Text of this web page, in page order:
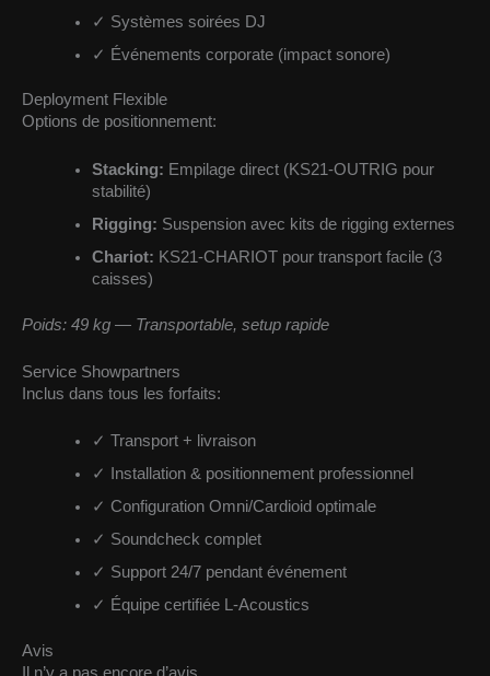
✓ Systèmes soirées DJ
✓ Événements corporate (impact sonore)
Deployment Flexible
Options de positionnement:
Stacking: Empilage direct (KS21-OUTRIG pour
stabilité)
Rigging: Suspension avec kits de rigging externes
Chariot: KS21-CHARIOT pour transport facile (3
caisses)
Poids: 49 kg — Transportable, setup rapide
Service Showpartners
Inclus dans tous les forfaits:
✓ Transport + livraison
✓
Installation & positionnement professionnel
✓ Configuration Omni/Cardioid optimale
✓ Soundcheck complet
✓ Support 24/7 pendant événement
✓ Équipe certifiée L-Acoustics
Avis